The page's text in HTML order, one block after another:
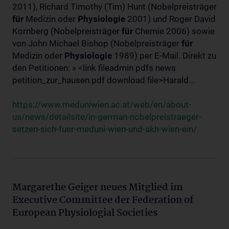
2011), Richard Timothy (Tim) Hunt (Nobelpreisträger
für Medizin oder Physiologie 2001) und Roger David
Kornberg (Nobelpreisträger für Chemie 2006) sowie
von John Michael Bishop (Nobelpreisträger für
Medizin oder Physiologie 1989) per E-Mail. Direkt zu
den Petitionen: » <link fileadmin pdfs news
petition_zur_hausen.pdf download file>Harald...
https://www.meduniwien.ac.at/web/en/about-
us/news/detailsite/in-german-nobelpreistraeger-
setzen-sich-fuer-meduni-wien-und-akh-wien-ein/
Margarethe Geiger neues Mitglied im
Executive Committee der Federation of
European Physiologial Societies